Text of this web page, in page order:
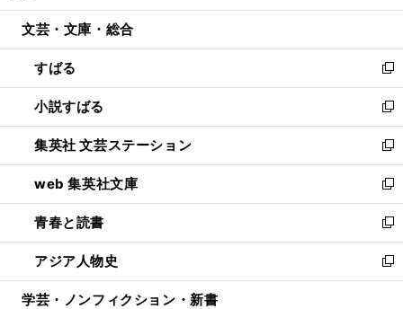
開
ウ
開
く
ン
ウ
で
開
く
ウ
ン
ド
ウ
で
開
く
文芸・文庫・総合
すばる
新
し
い
ウ
ィ
ン
ド
ウ
で
開
く
小説すばる
新
し
い
ウ
ィ
ン
ド
ウ
で
開
集英社 文芸ステーション
新
し
い
ウ
ィ
ン
ド
ウ
web 集英社文庫
新
し
い
ウ
ィ
ン
青春と読書
新
し
い
ウ
アジア人物史
新
し
学芸・ノンフィクション・新書